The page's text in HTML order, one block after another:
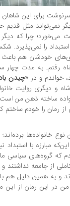
برای این
نمی‌تواند مثل قدیم
می‌خورد؛ چرا که
را نمی‌پذیرد.
خودشان هم
رفتم. به مدت چهار
خواندم و در «چیدن
و دیگری روایت
ساخته ذهن من است؛
رمان را خودم ساختم
خانواده‌ها
مبارزه با استبداد
که گروه‌های سیاسی
از جامعه نداشتند و
و به همین دلیل هم
در این رمان از این